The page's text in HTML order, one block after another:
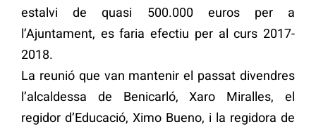
estalvi de quasi 500.000 euros per a
l’Ajuntament, es faria efectiu per al curs 2017-
2018.
La reunió que van mantenir el passat divendres
l’alcaldessa de Benicarló, Xaro Miralles, el
regidor d’Educació, Ximo Bueno, i la regidora de